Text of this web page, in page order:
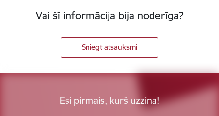
Vai šī informācija bija noderīga?
Sniegt atsauksmi
Esi pirmais, kurš uzzina!